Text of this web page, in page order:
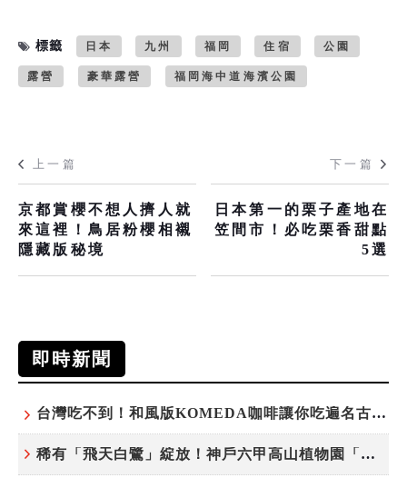
標籤 日本 九州 福岡 住宿 公園
露營 豪華露營 福岡海中道海濱公園
上一篇
京都賞櫻不想人擠人就
來這裡！鳥居粉櫻相襯
隱藏版秘境
下一篇
日本第一的栗子產地在
笠間市！必吃栗香甜點
5選
即時新聞
台灣吃不到！和風版KOMEDA咖啡讓你吃遍名古屋在地美食
稀有「飛天白鷺」綻放！神戶六甲高山植物園「鷺草」珍貴現身